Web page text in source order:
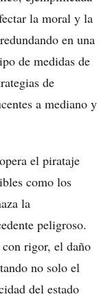
la moral y la
en una
de medidas de
de
a mediano y
el pirataje
como los
la
peligroso.
rigor, el daño
no solo el
del estado